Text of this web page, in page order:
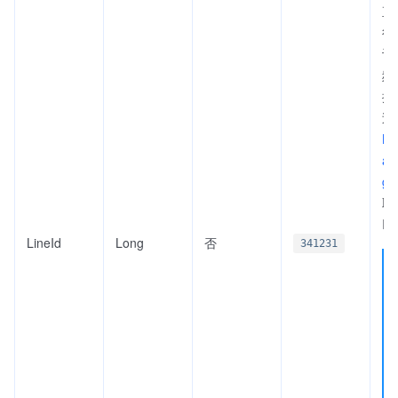
LineId Long 否 341231
直
行
认
频
据
过
g
取
ID